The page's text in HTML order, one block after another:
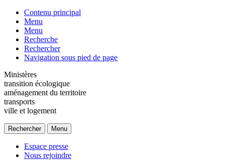
Contenu principal
Menu
Menu
Recherche
Rechercher
Navigation sous pied de page
Ministères
transition écologique
aménagement du territoire
transports
ville et logement
Rechercher Menu
Espace presse
Nous rejoindre